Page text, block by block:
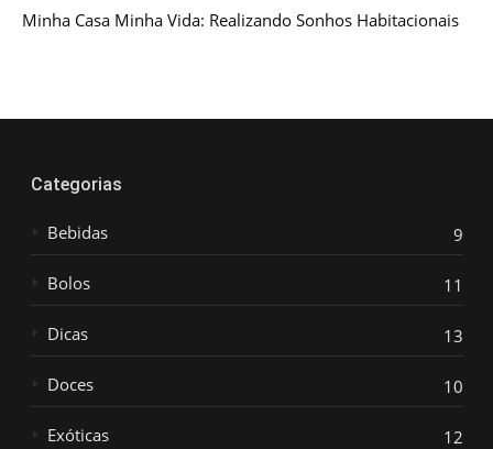
Minha Casa Minha Vida: Realizando Sonhos Habitacionais
Categorias
Bebidas 9
Bolos 11
Dicas 13
Doces 10
Exóticas 12